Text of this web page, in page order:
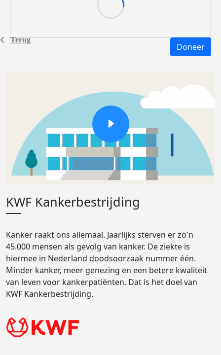
Terug
Doneer
KWF Kankerbestrijding
Kanker raakt ons allemaal. Jaarlijks sterven er zo'n
45.000 mensen als gevolg van kanker. De ziekte is
hiermee in Nederland doodsoorzaak nummer één.
Minder kanker, meer genezing en een betere kwaliteit
van leven voor kankerpatiënten. Dat is het doel van
KWF Kankerbestrijding.